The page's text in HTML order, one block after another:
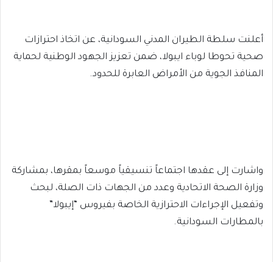
أعلنت سلطة الطيران المدني السودانية، عن اتخاذ احترازات
صحية تحوطا لوباء ايبولا، ضمن تعزيز الجهود الوطنية لحماية
المنافذ الجوية من الأمراض العابرة للحدود.
واشارت إلى عقدها اجتماعاً تنسيقياً موسعاً بمقرها، بمشاركة
وزارة الصحة الاتحادية وعدد من الجهات ذات الصلة، لبحث
وتفعيل الإجراءات الاحترازية الخاصة بفيروس “إيبولا”
بالمطارات السودانية.